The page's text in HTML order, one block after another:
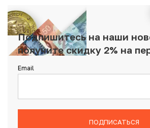
Подпишитесь на наши
получите скидку 2% на
Email
ПОДПИСАТЬСЯ